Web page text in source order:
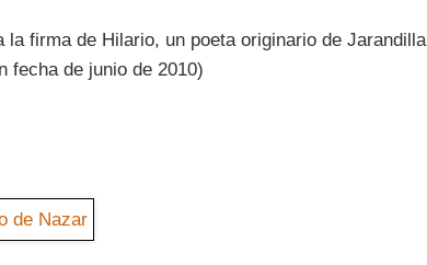
la firma de Hilario, un poeta originario de Jarandilla
fecha de junio de 2010)